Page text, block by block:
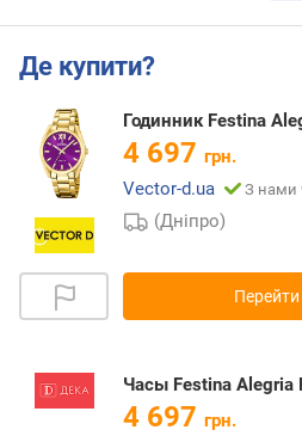
Де купити?
Годинник Festina
4 697 грн.
Vector-d.ua
З нами
(Дніпро)
Часы Festina Alegria
4 697 грн.